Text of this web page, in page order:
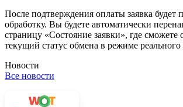
После подтверждения оплаты заявка будет
обработку. Вы будете автоматически
страницу «Состояние заявки», где сможете
текущий статус обмена в режиме
Новости
Все новости